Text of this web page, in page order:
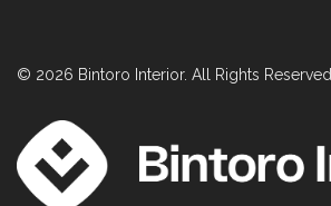
© 2026 Bintoro Interior. All Rights Reserved.